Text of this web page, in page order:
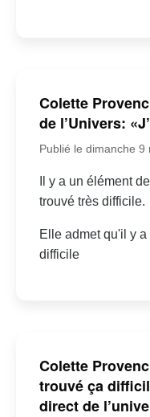
Colette
de l’Univers:
Publié le dimanche 9
Il y a un élément
trouvé très difficile.
Elle admet qu'il y
difficile
Colette
trouvé ça
direct de